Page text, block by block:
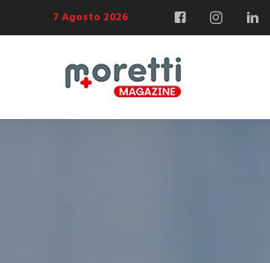
7 Agosto 2026